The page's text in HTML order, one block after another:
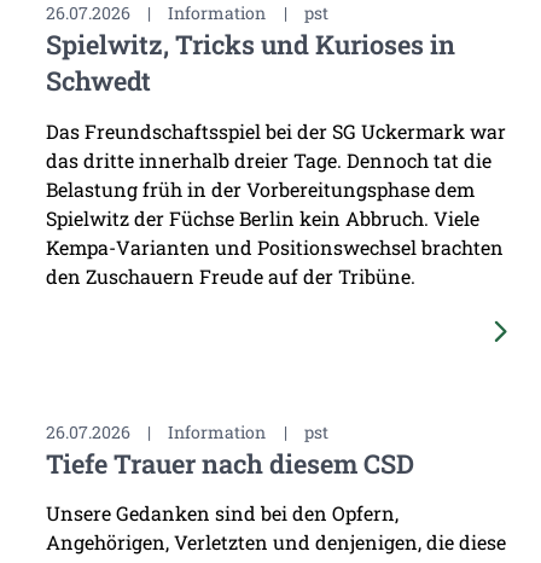
26.07.2026 | Information | pst
Spielwitz, Tricks und Kurioses in
Schwedt
Das Freundschaftsspiel bei der SG Uckermark war
das dritte innerhalb dreier Tage. Dennoch tat die
Belastung früh in der Vorbereitungsphase dem
Spielwitz der Füchse Berlin kein Abbruch. Viele
Kempa-Varianten und Positionswechsel brachten
den Zuschauern Freude auf der Tribüne.
26.07.2026 | Information | pst
Tiefe Trauer nach diesem CSD
Unsere Gedanken sind bei den Opfern,
Angehörigen, Verletzten und denjenigen, die diese